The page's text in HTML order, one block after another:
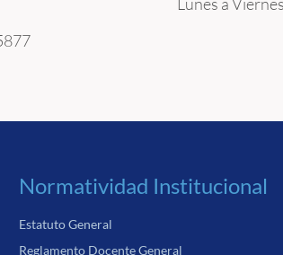
Normatividad Institucional
Estatuto General
Reglamento Docente General